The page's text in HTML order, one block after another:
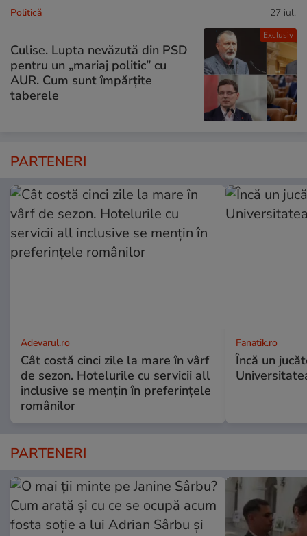
Exclusiv
Politică 27 iul.
Culise. Lupta nevăzută din PSD
pentru un „mariaj politic” cu
AUR. Cum sunt împărțite
taberele
PARTENERI
Adevarul.ro
Cât costă cinci zile la mare în vârf
de sezon. Hotelurile cu servicii all
inclusive se mențin în preferințele
românilor
Fanatik.ro
Încă un
PARTENERI